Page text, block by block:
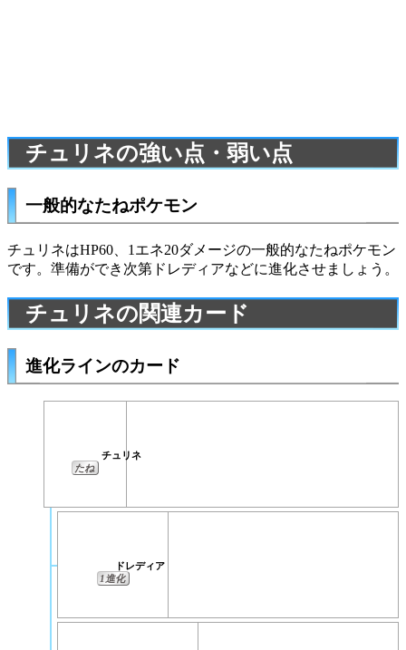
チュリネの強い点・弱い点
一般的なたねポケモン
チュリネはHP60、1エネ20ダメージの一般的なたねポケモン
です。準備ができ次第 ドレディアなどに進化させましょう。
チュリネの関連カード
進化ラインのカード
チュリネ
たね
ドレディア
1進化